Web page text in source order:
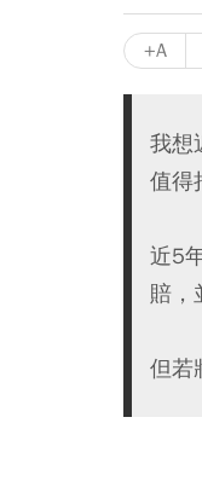
+A
我想
值得
近5
賠，
但若